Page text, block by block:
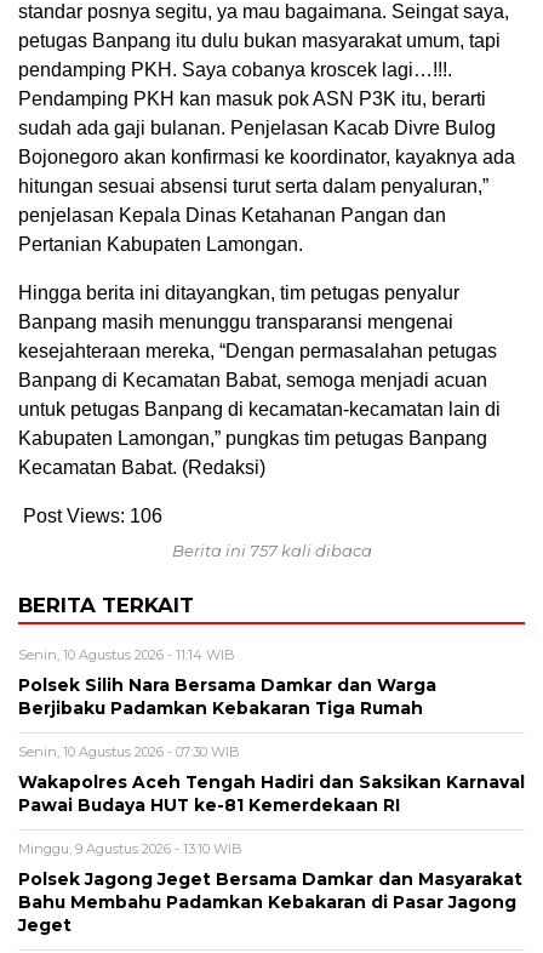
standar posnya segitu, ya mau bagaimana. Seingat saya,
petugas Banpang itu dulu bukan masyarakat umum, tapi
pendamping PKH. Saya cobanya kroscek lagi…!!!.
Pendamping PKH kan masuk pok ASN P3K itu, berarti
sudah ada gaji bulanan. Penjelasan Kacab Divre Bulog
Bojonegoro akan konfirmasi ke koordinator, kayaknya ada
hitungan sesuai absensi turut serta dalam penyaluran,”
penjelasan Kepala Dinas Ketahanan Pangan dan
Pertanian Kabupaten Lamongan.
Hingga berita ini ditayangkan, tim petugas penyalur
Banpang masih menunggu transparansi mengenai
kesejahteraan mereka, “Dengan permasalahan petugas
Banpang di Kecamatan Babat, semoga menjadi acuan
untuk petugas Banpang di kecamatan-kecamatan lain di
Kabupaten Lamongan,” pungkas tim petugas Banpang
Kecamatan Babat. (Redaksi)
Post Views: 106
Berita ini 757 kali dibaca
BERITA TERKAIT
Senin, 10 Agustus 2026 - 11:14 WIB
Polsek Silih Nara Bersama Damkar dan Warga
Berjibaku Padamkan Kebakaran Tiga Rumah
Senin, 10 Agustus 2026 - 07:30 WIB
Wakapolres Aceh Tengah Hadiri dan Saksikan Karnaval
Pawai Budaya HUT ke-81 Kemerdekaan RI
Minggu, 9 Agustus 2026 - 13:10 WIB
Polsek Jagong Jeget Bersama Damkar dan Masyarakat
Bahu Membahu Padamkan Kebakaran di Pasar Jagong
Jeget